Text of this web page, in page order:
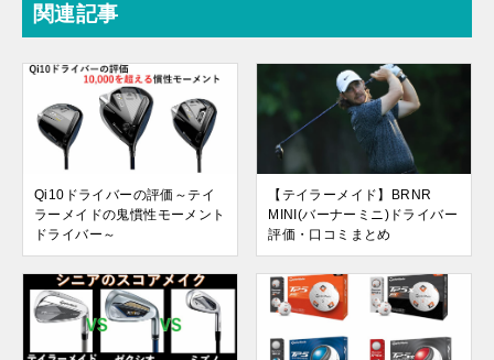
関連記事
Qi10ドライバーの評価～テイ
ラーメイドの鬼慣性モーメント
ドライバー～
【テイラーメイド】BRNR
MINI(バーナーミニ)ドライバー
評価・口コミまとめ